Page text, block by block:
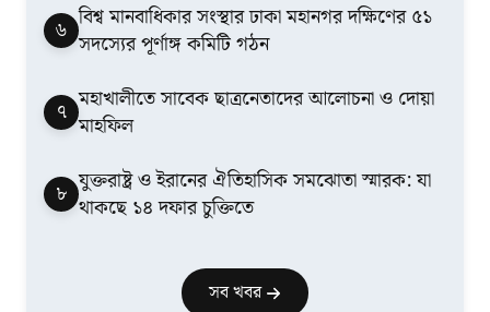
৬ বিশ্ব মানবাধিকার সংস্থার ঢাকা মহানগর দক্ষিণের ৫১
সদস্যের পূর্ণাঙ্গ কমিটি গঠন
৭ মহাখালীতে সাবেক ছাত্রনেতাদের আলোচনা ও দোয়া
মাহফিল
৮ যুক্তরাষ্ট্র ও ইরানের ঐতিহাসিক সমঝোতা স্মারক: যা
থাকছে ১৪ দফার চুক্তিতে
সব খবর